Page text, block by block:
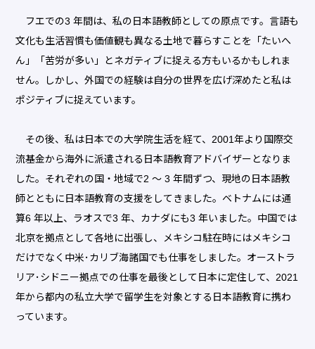
フエでの3 年間は、私の日本語教師としての原点です。言語も
文化も生活習慣も価値観も異なる土地で暮らすことを「たいへ
ん」「苦労が多い」とネガティブに捉える方もいるかもしれま
せん。しかし、外国での経験は自分の世界を広げ深めたと私は
ポジティブに捉えています。
その後、私は日本での大学院生活を経て、2001年より国際交
流基金から海外に派遣される日本語教育アドバイザーとなりま
した。それぞれの国・地域で2 ～ 3 年間ずつ、現地の日本語教
師とともに日本語教育の支援をしてきました。ベトナムには通
算6 年以上、ラオスで3 年、カナダにも3 年いました。中国では
北京を拠点として各地に出張し、メキシコ駐在時にはメキシコ
だけでなく中米･カリブ海諸国でも仕事をしました。オーストラ
リア･シドニー拠点での仕事を最後として日本に定住して、2021
年から都内の私立大学で留学生を対象とする日本語教育に携わ
っています。